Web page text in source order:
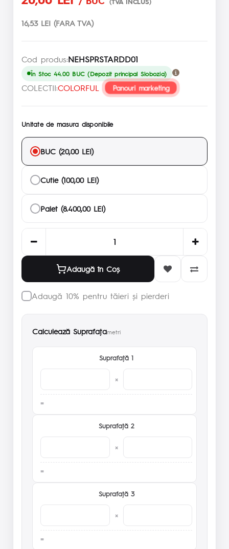
16,53 LEI (FARA TVA)
Cod produs:NEHSPRSTARDD01
În Stoc 44.00 BUC (Depozit principal Slobozia)
COLECTII:COLORFUL Panouri marketing
Unitate de masura disponibile
BUC (20,00 LEI)
Cutie (100,00 LEI)
Palet (8.400,00 LEI)
Adaugă în Coş
Adaugă 10% pentru tăieri și pierderi
Calculează Suprafaţametri
Suprafaţă 1
×
Suprafaţă 2
×
Suprafaţă 3
×